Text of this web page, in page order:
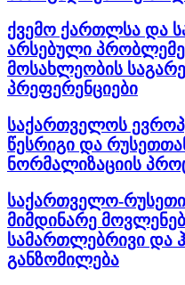
ქვემო ქართლსა და
არსებული
მოსახლეობის
პრეფერენციები
საქართველოს
წესრიგი და
ნორმალიზაციის
საქართველო-
მიმდინარე
სამართლებრივი და
განზომილება